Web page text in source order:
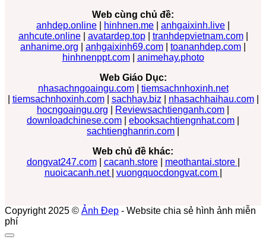
Web cùng chủ đề:
anhdep.online
hinhnen.me anhgaixinh.live
anhcute.online| avatardep.top| tranhdepvietnam.com|
anhanime.org
anhgaixinh69.com toananhdep.com
hinhnenppt.com| animehay.photo
Web Giáo Dục:
nhasachngoaingu.com| tiemsachnhoxinh.net
tiemsachnhoxinh.com| sachhay.biz nhasachhaihau.com|
hocngoaingu.org
Reviewsachtienganh.com
downloadchinese.com
ebooksachtiengnhat.com
sachtienghanrin.com
Web chủ đề khác:
dongvat247.com| cacanh.store| meothantai.store
nuoicacanh.net
vuongquocdongvat.com
Copyright 2025 © Ảnh Đẹp - Website chia sẻ hình ảnh miễn
phí